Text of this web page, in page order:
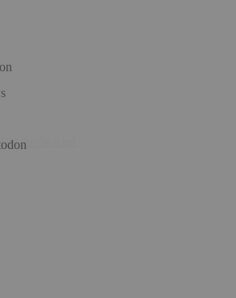
Hol dir die App!